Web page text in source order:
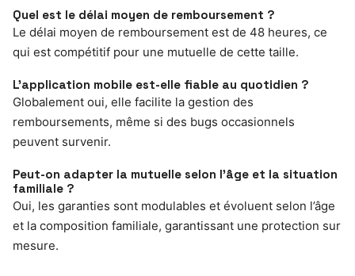
Quel est le délai moyen de remboursement ?
Le délai moyen de remboursement est de 48 heures, ce
qui est compétitif pour une mutuelle de cette taille.
L’application mobile est-elle fiable au quotidien ?
Globalement oui, elle facilite la gestion des
remboursements, même si des bugs occasionnels
peuvent survenir.
Peut-on adapter la mutuelle selon l’âge et la situation
familiale ?
Oui, les garanties sont modulables et évoluent selon l’âge
et la composition familiale, garantissant une protection sur
mesure.